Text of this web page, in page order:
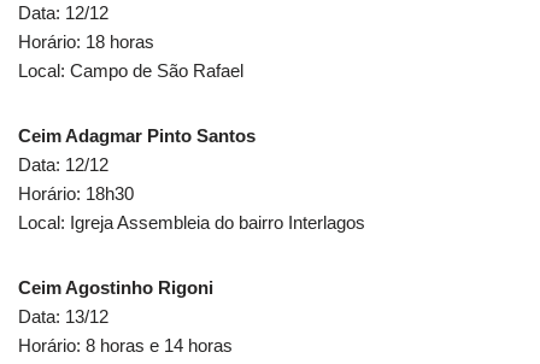
Data: 12/12
Horário: 18 horas
Local: Campo de São Rafael
Ceim Adagmar Pinto Santos
Data: 12/12
Horário: 18h30
Local: Igreja Assembleia do bairro Interlagos
Ceim Agostinho Rigoni
Data: 13/12
Horário: 8 horas e 14 horas